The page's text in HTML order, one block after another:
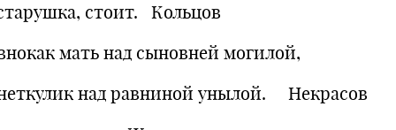
стоит. Кольцов
мать над сыновней могилой,
над равниной унылой. Некрасов